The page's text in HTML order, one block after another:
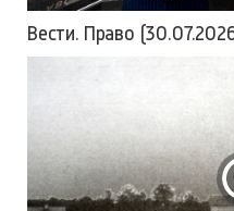
Вести. Право